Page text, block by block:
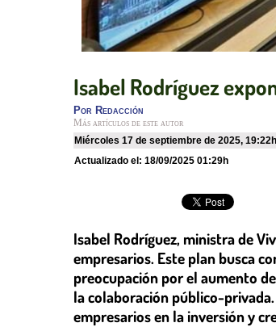
Isabel Rodríguez
Por Redacción
Más artículos de este autor
miércoles 17 de septiembre de 2025, 19:22h
Actualizado el: 18/09/2025 01:29h
Isabel Rodríguez, ministra de
empresarios. Este plan busca
preocupación por el aumento
la colaboración público-
empresarios en la inversión y